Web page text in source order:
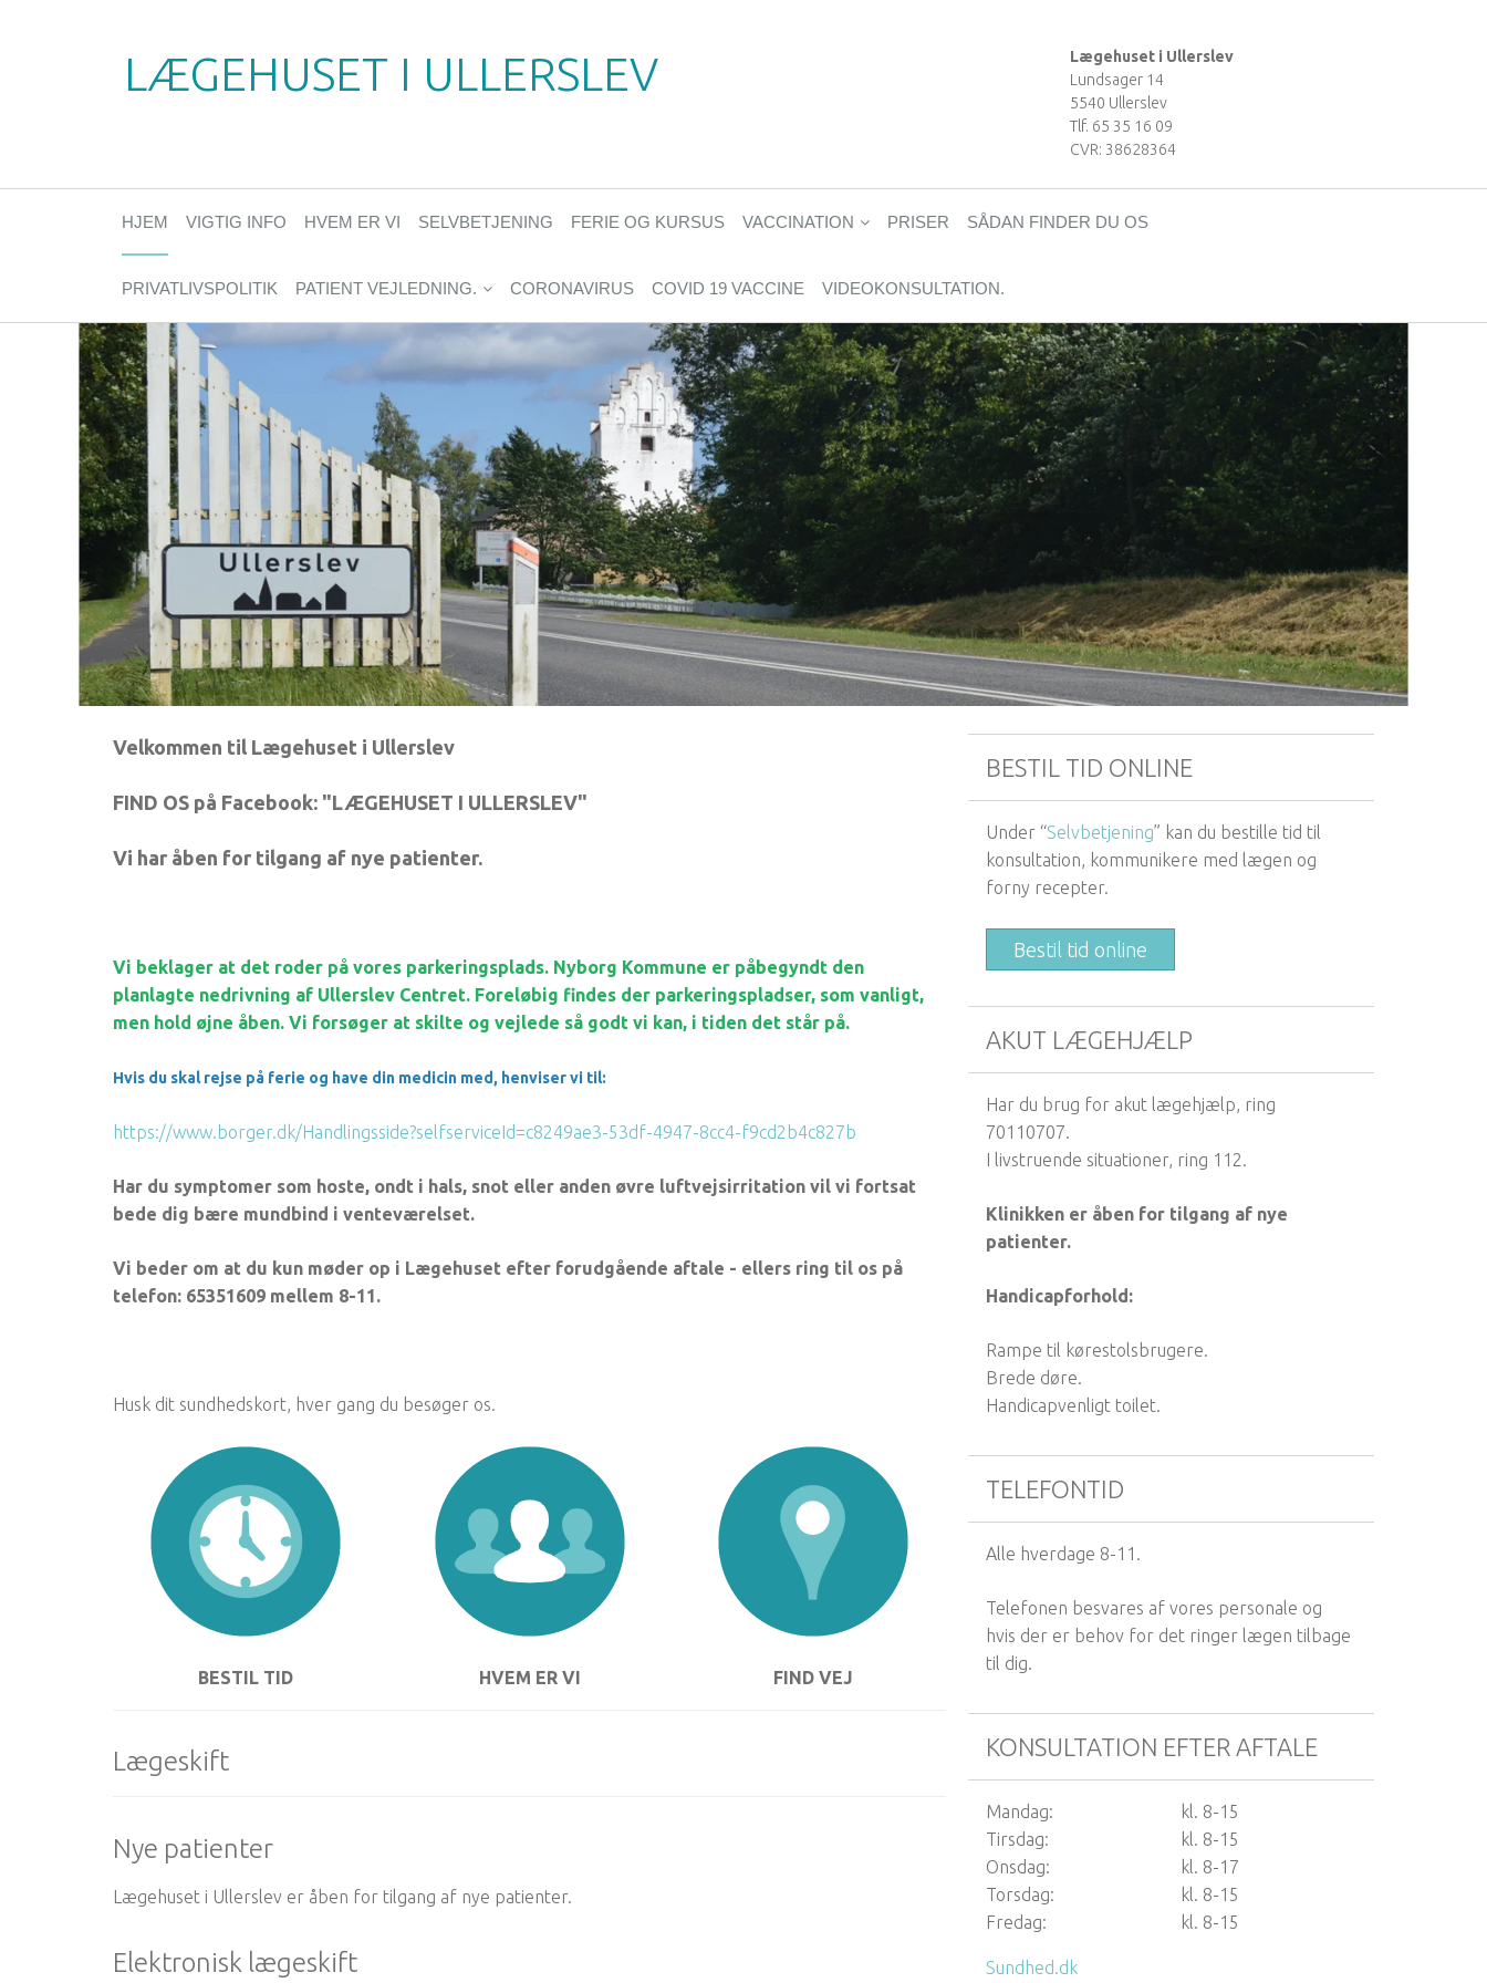
LÆGEHUSET I ULLERSLEV
Lægehuset i Ullerslev
Lundsager 14
5540 Ullerslev
Tlf. 65 35 16 09
CVR: 38628364
HJEM VIGTIG INFO HVEM ER VI SELVBETJENING FERIE OG KURSUS VACCINATION PRISER SÅDAN FINDER DU OS
PRIVATLIVSPOLITIK PATIENT VEJLEDNING. CORONAVIRUS COVID 19 VACCINE VIDEOKONSULTATION.
Velkommen til Lægehuset i Ullerslev
FIND OS på Facebook: "LÆGEHUSET I ULLERSLEV"
Vi har åben for tilgang af nye patienter.
Vi beklager at det roder på vores parkeringsplads. Nyborg Kommune er påbegyndt den
planlagte nedrivning af Ullerslev Centret. Foreløbig findes der parkeringspladser, som vanligt,
men hold øjne åben. Vi forsøger at skilte og vejlede så godt vi kan, i tiden det står på.
Hvis du skal rejse på ferie og have din medicin med, henviser vi til:
https://www.borger.dk/Handlingsside?selfserviceId=c8249ae3-53df-4947-8cc4-f9cd2b4c827b
Har du symptomer som hoste, ondt i hals, snot eller anden øvre luftvejsirritation vil vi fortsat
bede dig bære mundbind i venteværelset.
Vi beder om at du kun møder op i Lægehuset efter forudgående aftale - ellers ring til os på
telefon: 65351609 mellem 8-11.
Husk dit sundhedskort, hver gang du besøger os.
BESTIL TID HVEM ER VI FIND VEJ
Lægeskift
Nye patienter
Lægehuset i Ullerslev er åben for tilgang af nye patienter.
Elektronisk lægeskift
BESTIL TID ONLINE
Under “Selvbetjening” kan du bestille tid til
konsultation, kommunikere med lægen og
forny recepter.
Bestil tid online
AKUT LÆGEHJÆLP
Har du brug for akut lægehjælp, ring
70110707.
I livstruende situationer, ring 112.
Klinikken er åben for tilgang af nye
patienter.
Handicapforhold:
Rampe til kørestolsbrugere.
Brede døre.
Handicapvenligt toilet.
TELEFONTID
Alle hverdage 8-11.
Telefonen besvares af vores personale og
hvis der er behov for det ringer lægen tilbage
til dig.
KONSULTATION EFTER AFTALE
Mandag:
Tirsdag:
Onsdag:
Torsdag:
Fredag:
kl. 8-15
kl. 8-15
kl. 8-17
kl. 8-15
kl. 8-15
Sundhed.dk